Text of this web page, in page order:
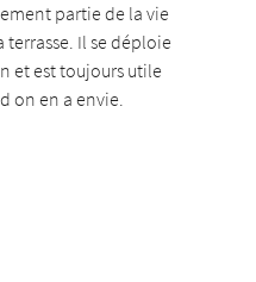
partie de la vie
Il se déploie
et est toujours utile
on en a envie.